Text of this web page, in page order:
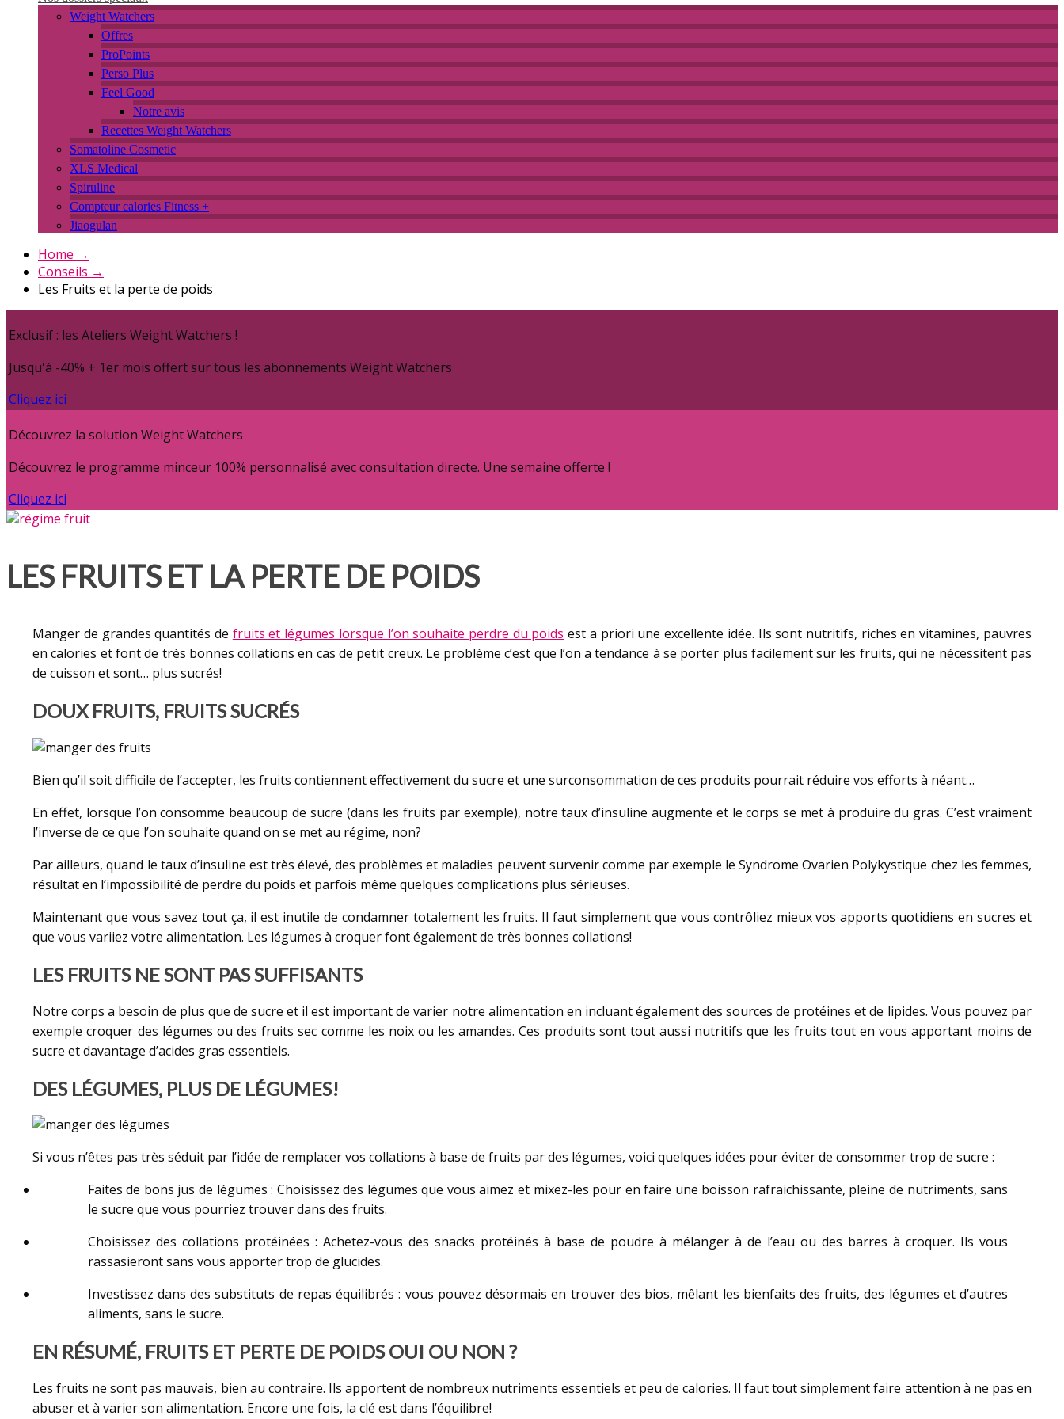
Weight Watchers
Offres
ProPoints
Perso Plus
Feel Good
Notre avis
Recettes Weight Watchers
Somatoline Cosmetic
XLS Medical
Spiruline
Compteur calories Fitness +
Jiaogulan
Home →
Conseils →
Les Fruits et la perte de poids
Exclusif : les Ateliers Weight Watchers !
Jusqu'à -40% + 1er mois offert sur tous les abonnements Weight Watchers
Cliquez ici
Découvrez la solution Weight Watchers
Découvrez le programme minceur 100% personnalisé avec consultation directe. Une semaine offerte !
Cliquez ici
LES FRUITS ET LA PERTE DE POIDS
Manger de grandes quantités de fruits et légumes lorsque l’on souhaite perdre du poids est a priori une excellente idée. Ils sont nutritifs, riches en vitamines, pauvres
en calories et font de très bonnes collations en cas de petit creux. Le problème c’est que l’on a tendance à se porter plus facilement sur les fruits, qui ne nécessitent pas
de cuisson et sont… plus sucrés!
DOUX FRUITS, FRUITS SUCRÉS
Bien qu’il soit difficile de l’accepter, les fruits contiennent effectivement du sucre et une surconsommation de ces produits pourrait réduire vos efforts à néant…
En effet, lorsque l’on consomme beaucoup de sucre (dans les fruits par exemple), notre taux d’insuline augmente et le corps se met à produire du gras. C’est vraiment
l’inverse de ce que l’on souhaite quand on se met au régime, non?
Par ailleurs, quand le taux d’insuline est très élevé, des problèmes et maladies peuvent survenir comme par exemple le Syndrome Ovarien Polykystique chez les femmes,
résultat en l’impossibilité de perdre du poids et parfois même quelques complications plus sérieuses.
Maintenant que vous savez tout ça, il est inutile de condamner totalement les fruits. Il faut simplement que vous contrôliez mieux vos apports quotidiens en sucres et
que vous variiez votre alimentation. Les légumes à croquer font également de très bonnes collations!
LES FRUITS NE SONT PAS SUFFISANTS
Notre corps a besoin de plus que de sucre et il est important de varier notre alimentation en incluant également des sources de protéines et de lipides. Vous pouvez par
exemple croquer des légumes ou des fruits sec comme les noix ou les amandes. Ces produits sont tout aussi nutritifs que les fruits tout en vous apportant moins de
sucre et davantage d’acides gras essentiels.
DES LÉGUMES, PLUS DE LÉGUMES!
Si vous n’êtes pas très séduit par l’idée de remplacer vos collations à base de fruits par des légumes, voici quelques idées pour éviter de consommer trop de sucre :
Faites de bons jus de légumes : Choisissez des légumes que vous aimez et mixez-les pour en faire une boisson rafraichissante, pleine de nutriments, sans
le sucre que vous pourriez trouver dans des fruits.
Choisissez des collations protéinées : Achetez-vous des snacks protéinés à base de poudre à mélanger à de l’eau ou des barres à croquer. Ils vous
rassasieront sans vous apporter trop de glucides.
Investissez dans des substituts de repas équilibrés : vous pouvez désormais en trouver des bios, mêlant les bienfaits des fruits, des légumes et d’autres
aliments, sans le sucre.
EN RÉSUMÉ, FRUITS ET PERTE DE POIDS OUI OU NON ?
Les fruits ne sont pas mauvais, bien au contraire. Ils apportent de nombreux nutriments essentiels et peu de calories. Il faut tout simplement faire attention à ne pas en
abuser et à varier son alimentation. Encore une fois, la clé est dans l’équilibre!